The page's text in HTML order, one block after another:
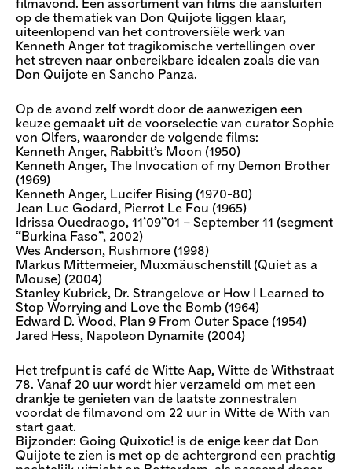
filmavond. Een assortiment van films die aansluiten
op de thematiek van Don Quijote liggen klaar,
uiteenlopend van het controversiële werk van
Kenneth Anger tot tragikomische vertellingen over
het streven naar onbereikbare idealen zoals die van
Don Quijote en Sancho Panza.
Op de avond zelf wordt door de aanwezigen een
keuze gemaakt uit de voorselectie van curator Sophie
von Olfers, waaronder de volgende films:
Kenneth Anger, Rabbitt’s Moon (1950)
Kenneth Anger, The Invocation of my Demon Brother
(1969)
Kenneth Anger, Lucifer Rising (1970-80)
Jean Luc Godard, Pierrot Le Fou (1965)
Idrissa Ouedraogo, 11’09”01 – September 11 (segment
“Burkina Faso”, 2002)
Wes Anderson, Rushmore (1998)
Markus Mittermeier, Muxmäuschenstill (Quiet as a
Mouse) (2004)
Stanley Kubrick, Dr. Strangelove or How I Learned to
Stop Worrying and Love the Bomb (1964)
Edward D. Wood, Plan 9 From Outer Space (1954)
Jared Hess, Napoleon Dynamite (2004)
Het trefpunt is café de Witte Aap, Witte de Withstraat
78. Vanaf 20 uur wordt hier verzameld om met een
drankje te genieten van de laatste zonnestralen
voordat de filmavond om 22 uur in Witte de With van
start gaat.
Bijzonder: Going Quixotic! is de enige keer dat Don
Quijote te zien is met op de achtergrond een prachtig